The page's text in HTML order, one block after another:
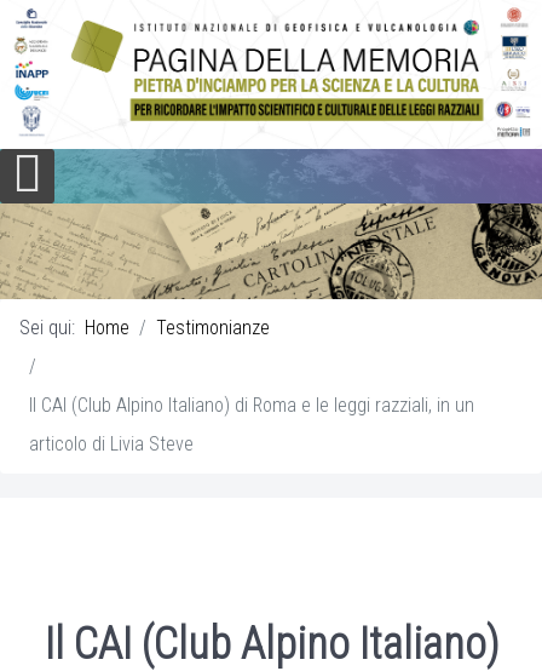
Sei qui: Home Testimonianze
Il CAI (Club Alpino Italiano) di Roma e le leggi razziali, in un
articolo di Livia Steve
Il CAI (Club Alpino Italiano)